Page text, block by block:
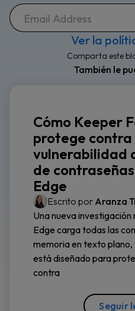
Ver la
Comparta este
También le
Cómo Keeper
protege contra
vulnerabilidad
de
Edge
Escrito por Aranza
Una nueva
Edge carga todas las
memoria en texto
está diseñado para
contra
Seguir